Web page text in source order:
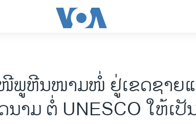
ພູຫີນ​ໜາມ​ໜໍ່ ​ຢູ່​​ເຂດຊາຍ​
າມ ຕໍ່ UNESCO ​ໃຫ້​ເປັ